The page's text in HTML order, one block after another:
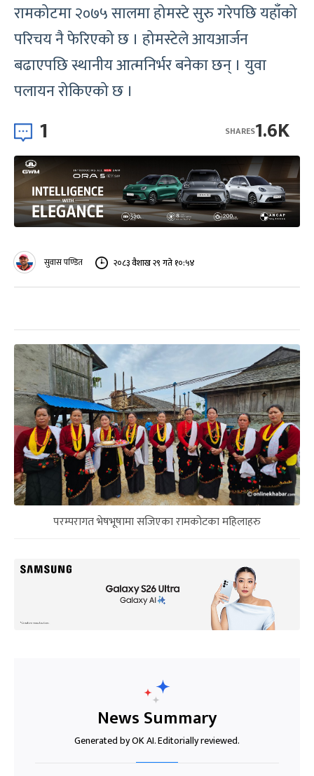
रामकोटमा २०७५ सालमा होमस्टे सुरु गरेपछि यहाँको
परिचय नै फेरिएको छ । होमस्टेले आयआर्जन
बढाएपछि स्थानीय आत्मनिर्भर बनेका छन् । युवा
पलायन रोकिएको छ ।
1 1.6K
SHARES
सुवास पण्डित २०८३ वैशाख २९ गते १०:५४
परम्परागत भेषभूषामा सजिएका रामकोटका महिलाहरु
News Summary
Generated by OK AI. Editorially reviewed.